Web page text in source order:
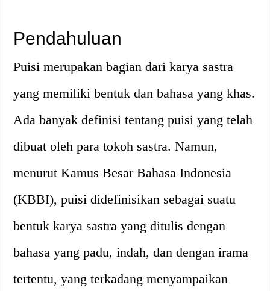
Pendahuluan
Puisi merupakan bagian dari karya sastra
yang memiliki bentuk dan bahasa yang khas.
Ada banyak definisi tentang puisi yang telah
dibuat oleh para tokoh sastra. Namun,
menurut Kamus Besar Bahasa Indonesia
(KBBI), puisi didefinisikan sebagai suatu
bentuk karya sastra yang ditulis dengan
bahasa yang padu, indah, dan dengan irama
tertentu, yang terkadang menyampaikan